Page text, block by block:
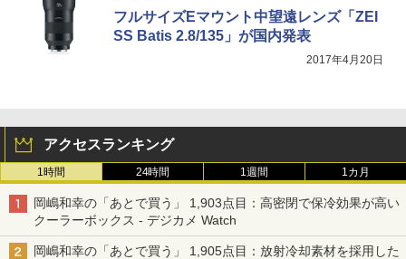
フルサイズEマウント中望遠レンズ「ZEI
SS Batis 2.8/135」が国内発表
2017年4月20日
アクセスランキング
1時間 24時間 1週間 1カ月
岡嶋和幸の「あとで買う」 1,903点目：高密閉で保冷効果が高い
クーラーボックス - デジカメ Watch
岡嶋和幸の「あとで買う」 1,905点目：放射冷却素材を採用した